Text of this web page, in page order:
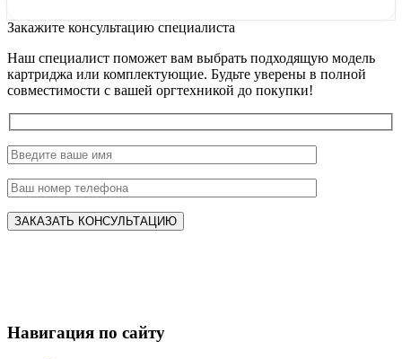
Закажите консультацию специалиста
Наш специалист поможет вам выбрать подходящую модель
картриджа или комплектующие. Будьте уверены в полной
совместимости с вашей оргтехникой до покупки!
Навигация по сайту